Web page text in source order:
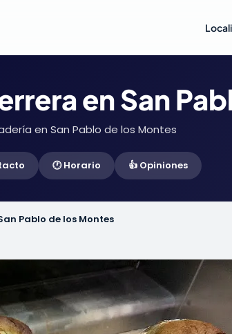
en San
en San Pablo de los Montes
🕐 Horario 👍 Opiniones
Pablo de los Montes